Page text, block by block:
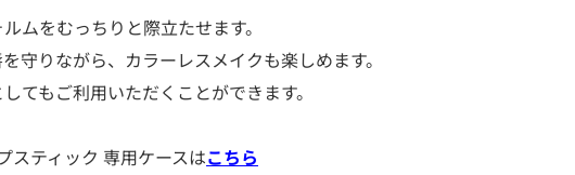
ムをむっちりと際立たせます。
守りながら、カラーレスメイクも楽しめます。
てもご利用いただくことができます。
スティック 専用ケースはこちら